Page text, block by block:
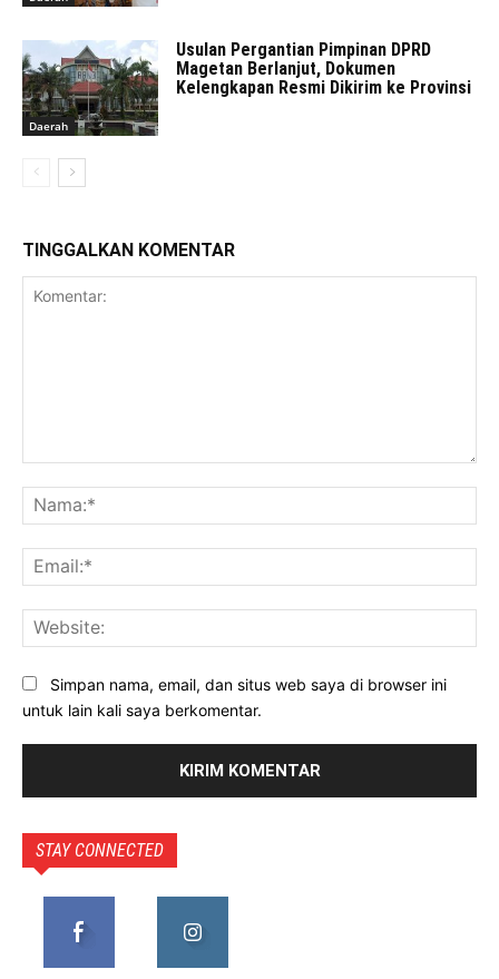
Daerah
Usulan Pergantian Pimpinan DPRD
Magetan Berlanjut, Dokumen
Kelengkapan Resmi Dikirim ke Provinsi
TINGGALKAN KOMENTAR
Simpan nama, email, dan situs web saya di browser ini
untuk lain kali saya berkomentar.
STAY CONNECTED